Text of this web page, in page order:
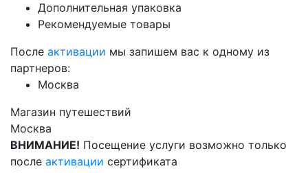
Дополнительная упаковка
Рекомендуемые товары
После активации мы запишем вас к одному из
партнеров:
Москва
Магазин путешествий
Москва
ВНИМАНИЕ! Посещение услуги возможно только
после активации сертификата